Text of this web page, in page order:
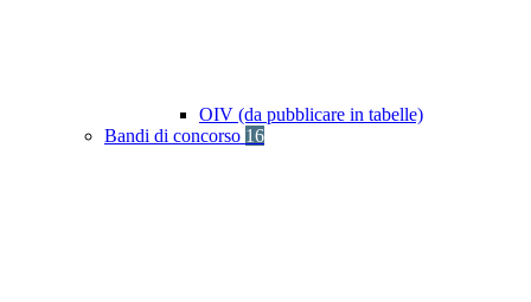
OIV (da pubblicare in tabelle)
Bandi di concorso 16